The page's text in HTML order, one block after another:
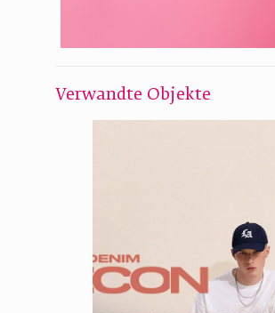
Verwandte Objekte